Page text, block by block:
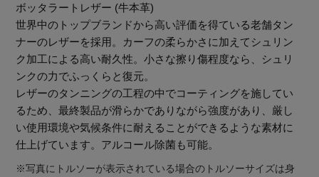
Stay inthe Loop
ELLE SHOP 公式アプリ
ボッタラートレザー (牛本革)
世界中のトップブランドから高い評価を得ている老舗タン
ナーのレザーを採用。カーフの柔らかさに加えてシュリン
ク加工による高い耐久性。小さな擦り傷程度なら、シュリ
ンクの力でふっくらと復元。
レザーのタンニングの工程の中でコーティングを施してい
るため、最終製品が滑らかでありながら強度があり、厳し
い使用環境や気候条件に耐えることができるような素材に
仕上げています。アルコール除菌も可能。
※写真にトルソーが表示されている場合のトルソーサイズは身